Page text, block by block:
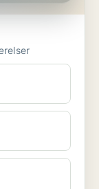
i 8000 Århus C 2 værelser